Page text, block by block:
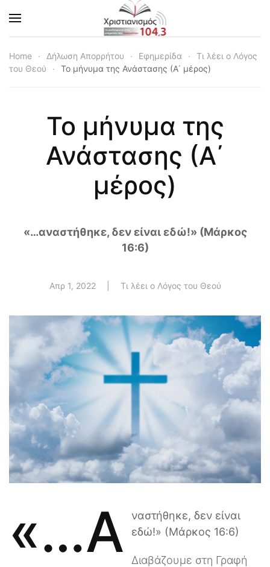
Skip to main content
Home Δήλωση Απορρήτου Εφημερίδα
Τι λέει ο Λόγος
του Θεού
Το μήνυμα της Ανάστασης (Α΄ μέρος)
Το μήνυμα της
Ανάστασης (Α΄
μέρος)
«…αναστήθηκε, δεν είναι εδώ!» (Μάρκος
16:6)
Απρ 1, 2022| Τι λέει ο Λόγος του Θεού
«…α
ναστήθηκε, δεν είναι
εδώ!» (Μάρκος 16:6)
Διαβάζουμε στη Γραφή